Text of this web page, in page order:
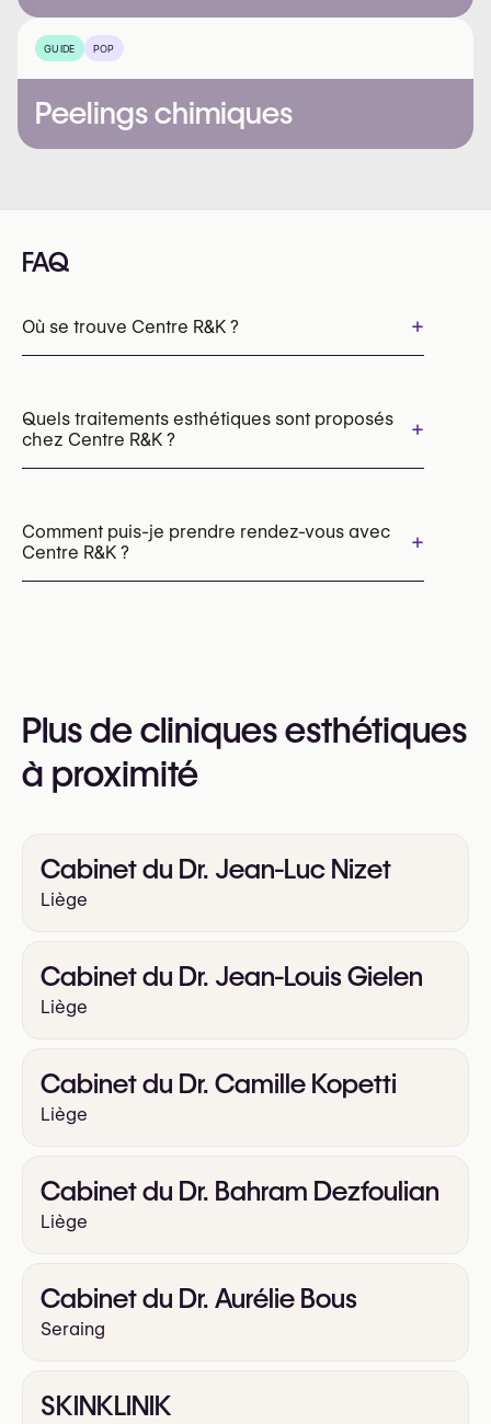
GUIDE POP
Peelings chimiques
FAQ
Où se trouve Centre R&K ? +
Quels traitements esthétiques sont proposés
chez Centre R&K ?
+
Microneedling
Resurfaçage cutané au laser
Épilation laser
Photofacial par IPL
Comment puis-je prendre rendez-vous avec
Centre R&K ?
+
pour plus d’informations
https://www.centre-rk.com/
Plus de cliniques esthétiques
à proximité
Cabinet du Dr. Jean-Luc Nizet
Liège
Cabinet du Dr. Jean-Louis Gielen
Liège
Cabinet du Dr. Camille Kopetti
Liège
Cabinet du Dr. Bahram Dezfoulian
Liège
Cabinet du Dr. Aurélie Bous
Seraing
SKINKLINIK